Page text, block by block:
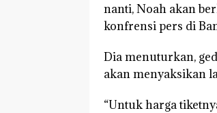
nanti, Noah akan
konfrensi pers di
Dia menuturkan,
akan menyaksikan
“Untuk harga